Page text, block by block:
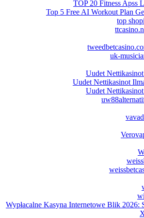
TOP 20 Fitness Apss
Top 5 Free AI Workout Plan
top
uk-
Uudet
Uudet Nettikasinot
Uudet
Wypłacalne Kasyna Internetowe Blik 2026: